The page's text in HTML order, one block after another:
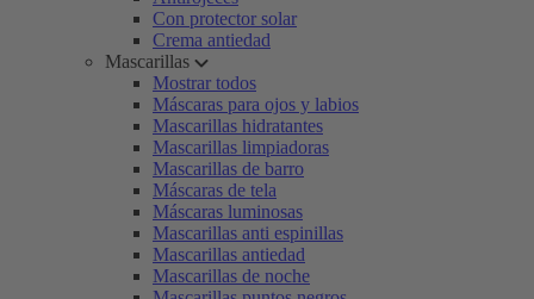
Con protector solar
Crema antiedad
Mascarillas
Mostrar todos
Máscaras para ojos y labios
Mascarillas hidratantes
Mascarillas limpiadoras
Mascarillas de barro
Máscaras de tela
Máscaras luminosas
Mascarillas anti espinillas
Mascarillas antiedad
Mascarillas de noche